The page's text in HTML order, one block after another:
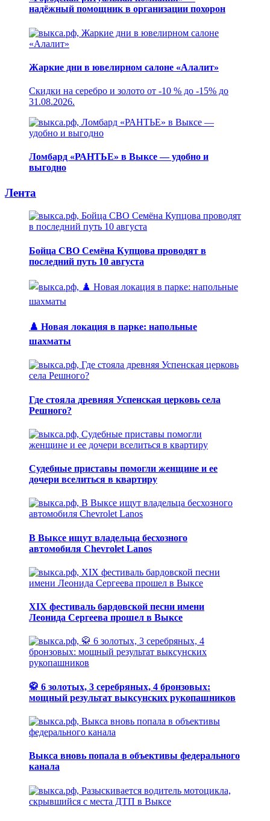
надёжный помощник в организации похорон
Жаркие дни в ювелирном салоне «Алалит»
Скидки на серебро и золото от -10 % до -15% до
31.08.2026.
Ломбард «РАНТЬЕ» в Выксе — удобно и
выгодно
Лента
Бойца СВО Семёна Купцова проводят в
последний путь 10 августа
♟️ Новая локация в парке: напольные
шахматы
Где стояла древняя Успенская церковь села
Решного?
Судебные приставы помогли женщине и ее
дочери вселиться в квартиру
В Выксе ищут владельца бесхозного
автомобиля Chevrolet Lanos
XIX фестиваль бардовской песни имени
Леонида Сергеева прошел в Выксе
🥋 6 золотых, 3 серебряных, 4 бронзовых:
мощный результат выксунских рукопашников
Выкса вновь попала в объективы федерального
канала